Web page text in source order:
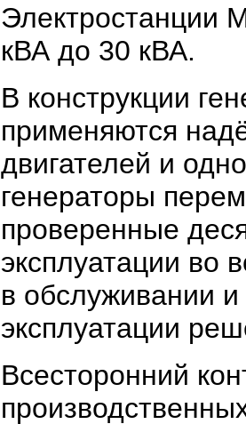
Электростанции
кВА до 30 кВА.
В конструкции
применяются
двигателей и
генераторы
проверенные
эксплуатации во
в обслуживании
эксплуатации
Всесторонний